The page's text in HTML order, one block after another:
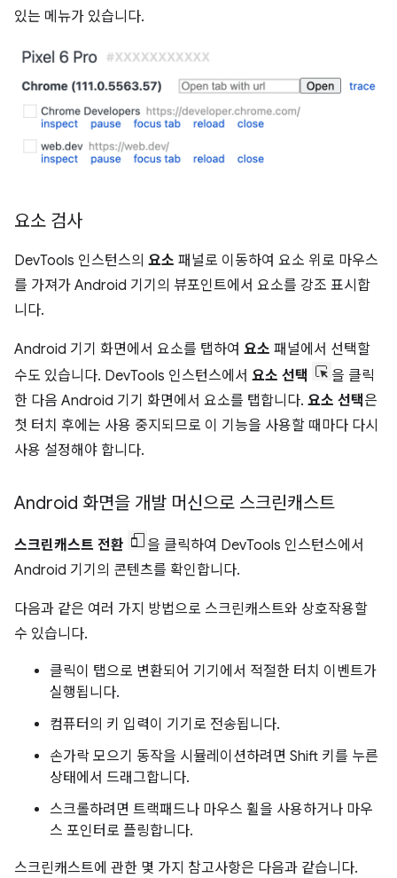
있는 메뉴가 있습니다.
요소 검사
DevTools 인스턴스의 요소 패널로 이동하여 요소 위로 마우스
를 가져가 Android 기기의 뷰포인트에서 요소를 강조 표시합
니다.
Android 기기 화면에서 요소를 탭하여 요소 패널에서 선택할
수도 있습니다. DevTools 인스턴스에서 요소 선택
을 클릭
한 다음 Android 기기 화면에서 요소를 탭합니다. 요소 선택은
첫 터치 후에는 사용 중지되므로 이 기능을 사용할 때마다 다시
사용 설정해야 합니다.
Android 화면을 개발 머신으로 스크린캐스트
스크린캐스트 전환
을 클릭하여 DevTools 인스턴스에서
Android 기기의 콘텐츠를 확인합니다.
다음과 같은 여러 가지 방법으로 스크린캐스트와 상호작용할
수 있습니다.
클릭이 탭으로 변환되어 기기에서 적절한 터치 이벤트가
실행됩니다.
컴퓨터의 키 입력이 기기로 전송됩니다.
손가락 모으기 동작을 시뮬레이션하려면 Shift 키를 누른
상태에서 드래그합니다.
스크롤하려면 트랙패드나 마우스 휠을 사용하거나 마우
스 포인터로 플링합니다.
스크린캐스트에 관한 몇 가지 참고사항은 다음과 같습니다.